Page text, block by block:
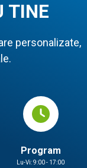
TINE
personalizate,
Program
Lu-Vi: 9:00 - 17:00